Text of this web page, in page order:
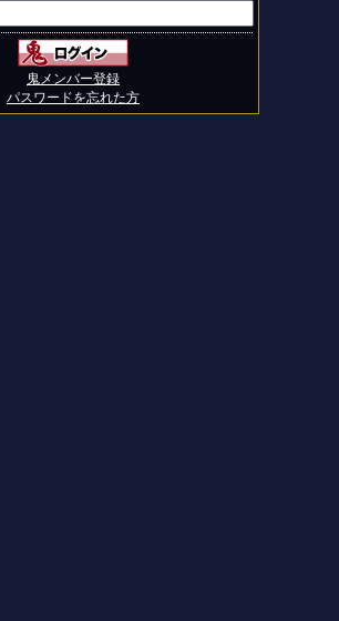
鬼メンバー登録
パスワードを忘れた方